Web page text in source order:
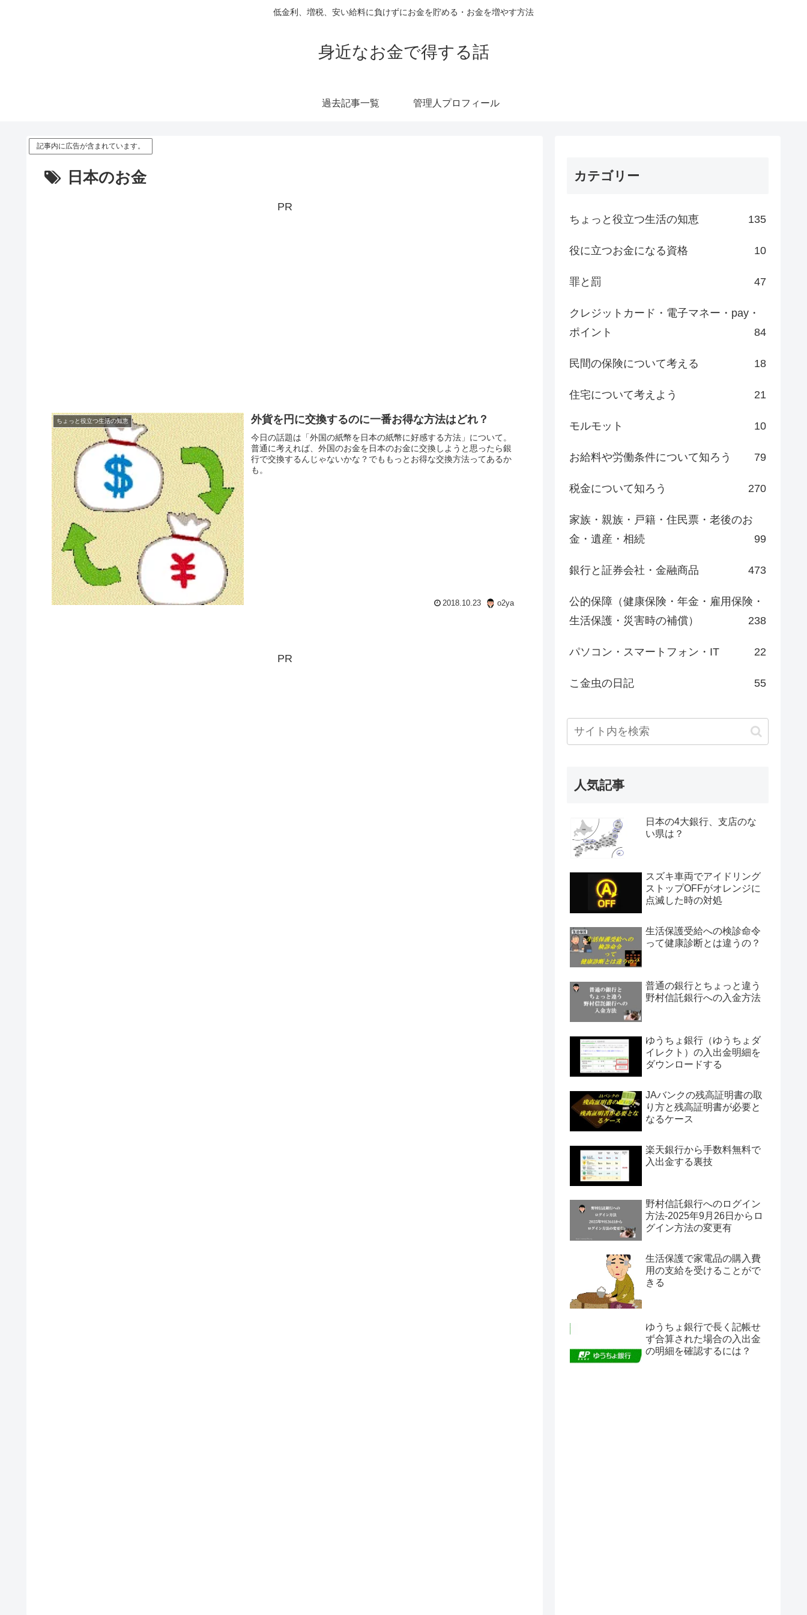
低金利、増税、安い給料に負けずにお金を貯める・お金を増やす方法
身近なお金で得する話
過去記事一覧 管理人プロフィール
記事内に広告が含まれています。
日本のお金
PR
ちょっと役立つ生活の知恵 外貨を円に交換するのに一番お得な方法はどれ？
今日の話題は「外国の紙幣を日本の紙幣に好感する方法」について。
普通に考えれば、外国のお金を日本のお金に交換しようと思ったら銀
行で交換するんじゃないかな？でももっとお得な交換方法ってあるか
も。
2018.10.23 o2ya
PR
カテゴリー
ちょっと役立つ生活の知恵 135
役に立つお金になる資格 10
罪と罰 47
クレジットカード・電子マネー・pay・
ポイント
84
民間の保険について考える 18
住宅について考えよう 21
モルモット 10
お給料や労働条件について知ろう 79
税金について知ろう 270
家族・親族・戸籍・住民票・老後のお
金・遺産・相続
99
銀行と証券会社・金融商品 473
公的保障（健康保険・年金・雇用保険・
生活保護・災害時の補償）
238
パソコン・スマートフォン・IT 22
こ金虫の日記 55
人気記事
日本の4大銀行、支店のな
い県は？
スズキ車両でアイドリング
ストップOFFがオレンジに
点滅した時の対処
生活保護受給への検診命令
って健康診断とは違うの？
普通の銀行とちょっと違う
野村信託銀行への入金方法
ゆうちょ銀行（ゆうちょダ
イレクト）の入出金明細を
ダウンロードする
JAバンクの残高証明書の取
り方と残高証明書が必要と
なるケース
楽天銀行から手数料無料で
入出金する裏技
野村信託銀行へのログイン
方法-2025年9月26日からロ
グイン方法の変更有
生活保護で家電品の購入費
用の支給を受けることがで
きる
ゆうちょ銀行で長く記帳せ
ず合算された場合の入出金
の明細を確認するには？